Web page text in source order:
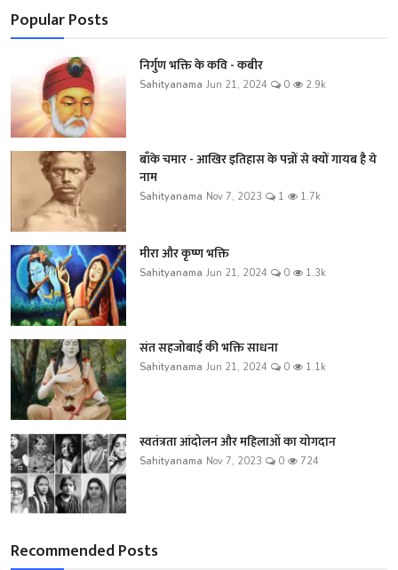
Popular Posts
निर्गुण भक्ति के कवि - कबीर
Sahityanama Jun 21, 2024 0 2.9k
बाँके चमार - आखिर इतिहास के पन्नों से क्यों गायब है ये
नाम
Sahityanama Nov 7, 2023 1 1.7k
मीरा और कृष्ण भक्ति
Sahityanama Jun 21, 2024 0 1.3k
संत सहजोबाई की भक्ति साधना
Sahityanama Jun 21, 2024 0 1.1k
स्वतंत्रता आंदोलन और महिलाओं का योगदान
Sahityanama Nov 7, 2023 0 724
Recommended Posts